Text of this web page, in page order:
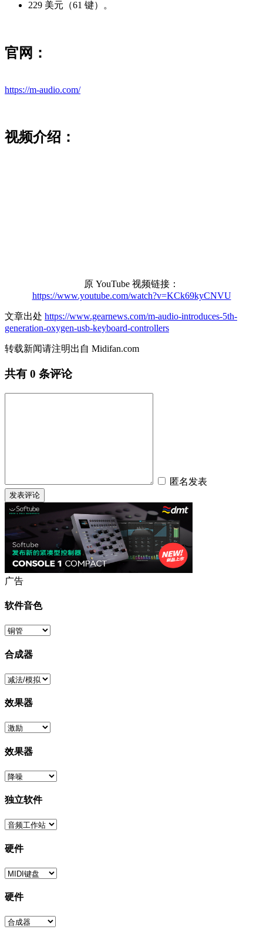
229 美元（61 键）。
官网：
https://m-audio.com/
视频介绍：
原 YouTube 视频链接：
https://www.youtube.com/watch?v=KCk69kyCNVU
文章出处 https://www.gearnews.com/m-audio-introduces-5th-
generation-oxygen-usb-keyboard-controllers
转载新闻请注明出自 Midifan.com
共有 0 条评论
匿名发表
广告
软件音色
合成器
效果器
效果器
独立软件
硬件
硬件